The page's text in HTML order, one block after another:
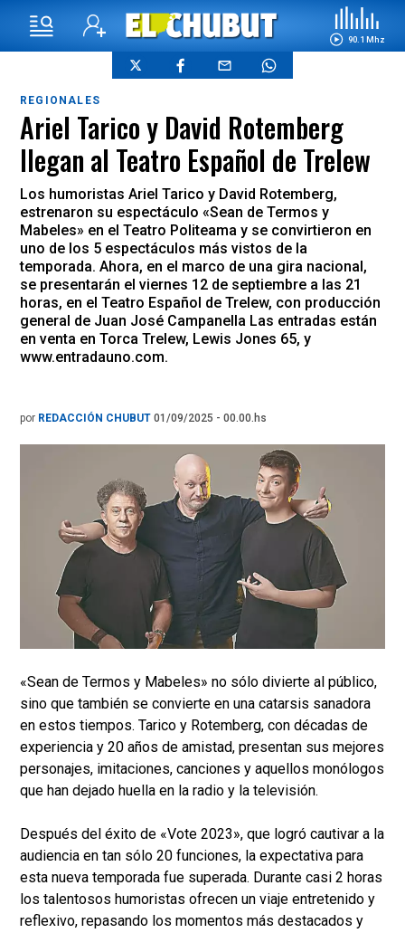
90.1 Mhz
REGIONALES
Ariel Tarico y David Rotemberg
llegan al Teatro Español de Trelew
Los humoristas Ariel Tarico y David Rotemberg,
estrenaron su espectáculo «Sean de Termos y
Mabeles» en el Teatro Politeama y se convirtieron en
uno de los 5 espectáculos más vistos de la
temporada. Ahora, en el marco de una gira nacional,
se presentarán el viernes 12 de septiembre a las 21
horas, en el Teatro Español de Trelew, con producción
general de Juan José Campanella Las entradas están
en venta en Torca Trelew, Lewis Jones 65, y
www.entradauno.com.
por REDACCIÓN CHUBUT 01/09/2025 - 00.00.hs
«Sean de Termos y Mabeles» no sólo divierte al público,
sino que también se convierte en una catarsis sanadora
en estos tiempos. Tarico y Rotemberg, con décadas de
experiencia y 20 años de amistad, presentan sus mejores
personajes, imitaciones, canciones y aquellos monólogos
que han dejado huella en la radio y la televisión.
Después del éxito de «Vote 2023», que logró cautivar a la
audiencia en tan sólo 20 funciones, la expectativa para
esta nueva temporada fue superada. Durante casi 2 horas
los talentosos humoristas ofrecen un viaje entretenido y
reflexivo, repasando los momentos más destacados y